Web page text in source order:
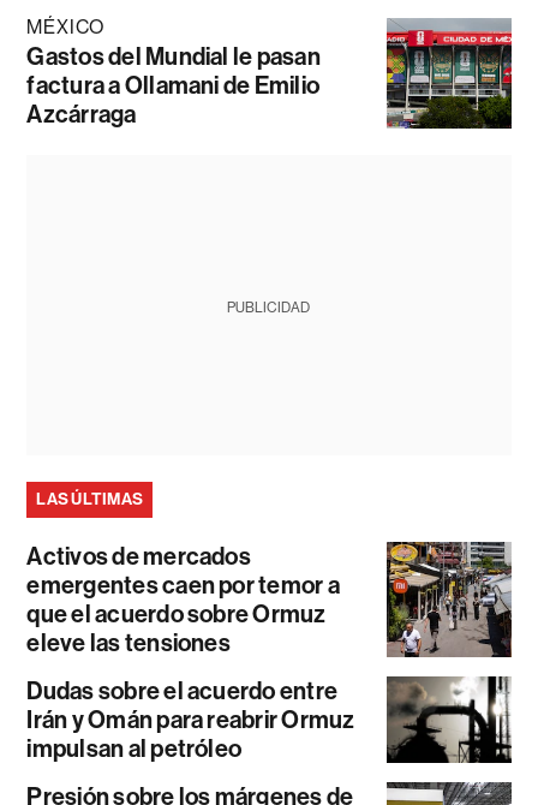
MÉXICO
Gastos del Mundial le pasan
factura a Ollamani de Emilio
Azcárraga
PUBLICIDAD
LAS ÚLTIMAS
Activos de mercados
emergentes caen por temor a
que el acuerdo sobre Ormuz
eleve las tensiones
Dudas sobre el acuerdo entre
Irán y Omán para reabrir Ormuz
impulsan al petróleo
Presión sobre los márgenes de